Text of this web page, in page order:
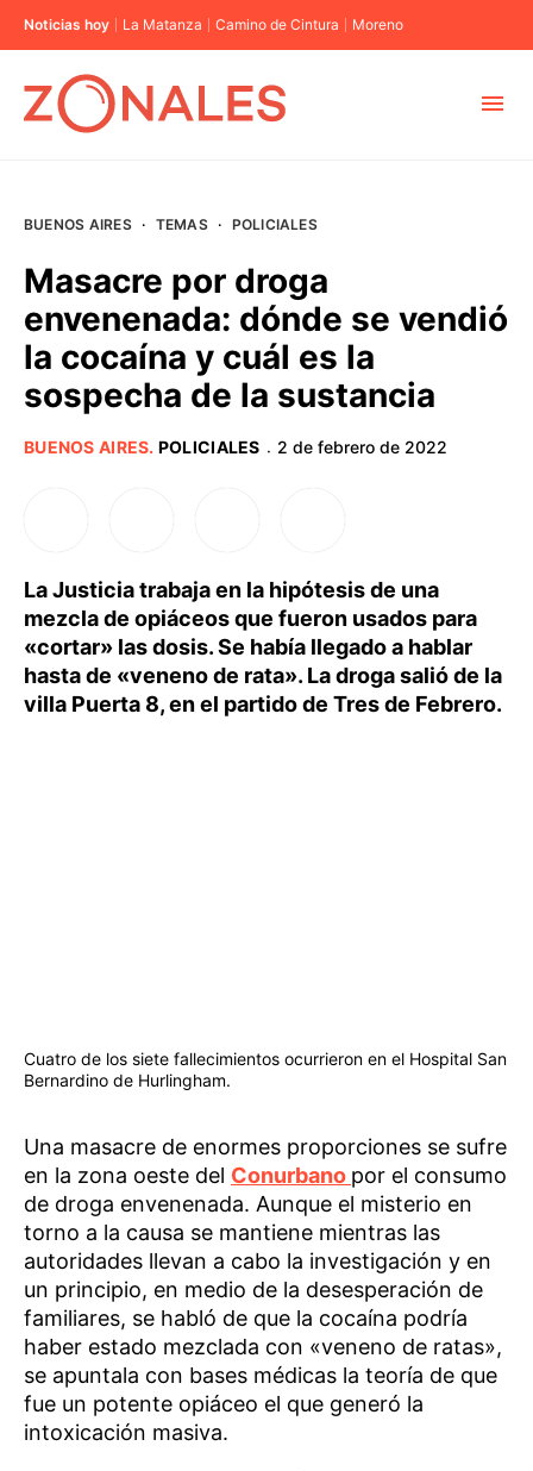
Noticias hoy La Matanza Camino de Cintura Moreno
BUENOS AIRES
PROVINCIAS
BUENOS AIRES · TEMAS · POLICIALES
Masacre por droga
envenenada: dónde se vendió
la cocaína y cuál es la
sospecha de la sustancia
BUENOS AIRES. POLICIALES · 2 de febrero de 2022
La Justicia trabaja en la hipótesis de una
mezcla de opiáceos que fueron usados para
«cortar» las dosis. Se había llegado a hablar
hasta de «veneno de rata». La droga salió de la
villa Puerta 8, en el partido de Tres de Febrero.
Cuatro de los siete fallecimientos ocurrieron en el Hospital San
Bernardino de Hurlingham.
Una masacre de enormes proporciones se sufre
en la zona oeste del Conurbano por el consumo
de droga envenenada. Aunque el misterio en
torno a la causa se mantiene mientras las
autoridades llevan a cabo la investigación y en
un principio, en medio de la desesperación de
familiares, se habló de que la cocaína podría
haber estado mezclada con «veneno de ratas»,
se apuntala con bases médicas la teoría de que
fue un potente opiáceo el que generó la
intoxicación masiva.